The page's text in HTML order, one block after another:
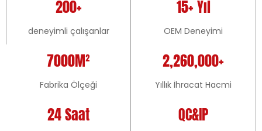
200+
deneyimli çalışanlar
15+ Yıl
OEM Deneyimi
7000M²
Fabrika Ölçeği
2,260,000+
Yıllık İhracat Hacmi
24 Saat QC&IP